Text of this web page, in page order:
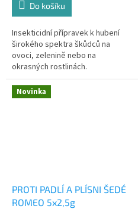
Do košíku
Insekticidní přípravek k hubení
širokého spektra škůdců na
ovoci, zelenině nebo na
okrasných rostlinách.
Novinka
PROTI PADLÍ A PLÍSNI ŠEDÉ
ROMEO 5x2,5g